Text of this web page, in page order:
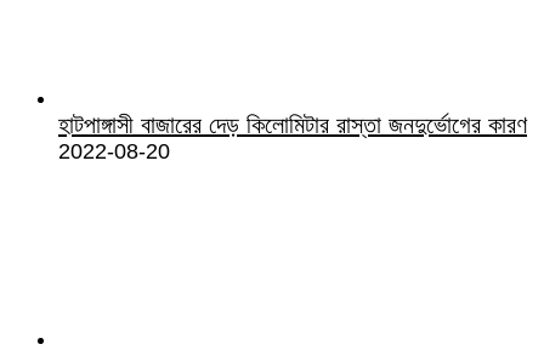
হাটপাঙ্গাসী বাজারের দেড় কিলোমিটার রাস্তা জনদুর্ভোগের কারণ
2022-08-20